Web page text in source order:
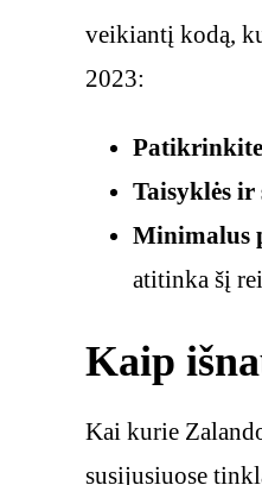
veikiantį kodą,
2023:
Taisyklės ir
Minimalus
atitinka šį
Kaip
Kai kurie
susijusiuose